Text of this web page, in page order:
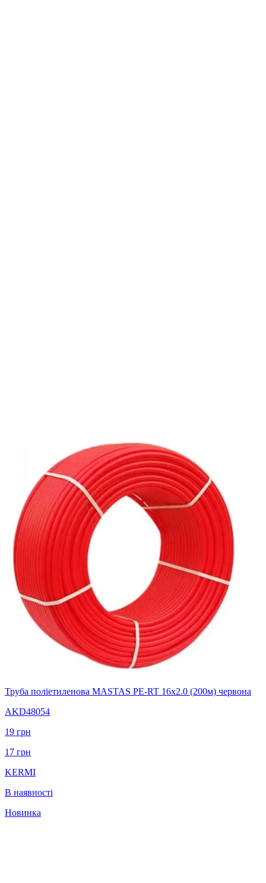
Труба поліетиленова MASTAS PE-RT 16x2.0 (200м) червона
AKD48054
19 грн
17 грн
KERMI
В наявності
Новинка